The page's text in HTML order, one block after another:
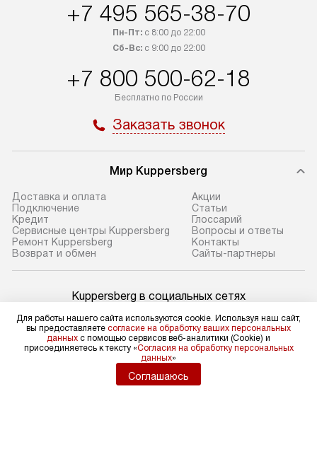
+7 495 565-38-70
Пн-Пт:с 8:00 до 22:00
Сб-Вс:с 9:00 до 22:00
+7 800 500-62-18
Бесплатно по России
Заказать звонок
Мир Kuppersberg
Доставка и оплата
Подключение
Кредит
Сервисные центры Kuppersberg
Ремонт Kuppersberg
Возврат и обмен
Акции
Cтатьи
Глоссарий
Вопросы и ответы
Контакты
Сайты-партнеры
Kuppersberg в социальных сетях
Для физических лиц
shop@kuppers-russia.ru
Для юридических лиц
Для работы нашего сайта используются cookie. Используя наш сайт,
вы предоставляете согласие на обработку ваших персональных
данных с помощью сервисов веб-аналитики (Cookie) и
присоединяетесь к тексту «Согласия на обработку персональных
данных»
Соглашаюсь